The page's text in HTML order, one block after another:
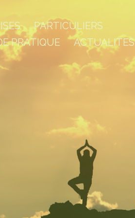
PARTICULIERS
PRATIQUE
ACTUALITES